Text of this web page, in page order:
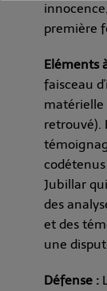
première
Eléments
faisceau
matérielle
retrouvé).
Jubillar
des
et des
une
Défense :